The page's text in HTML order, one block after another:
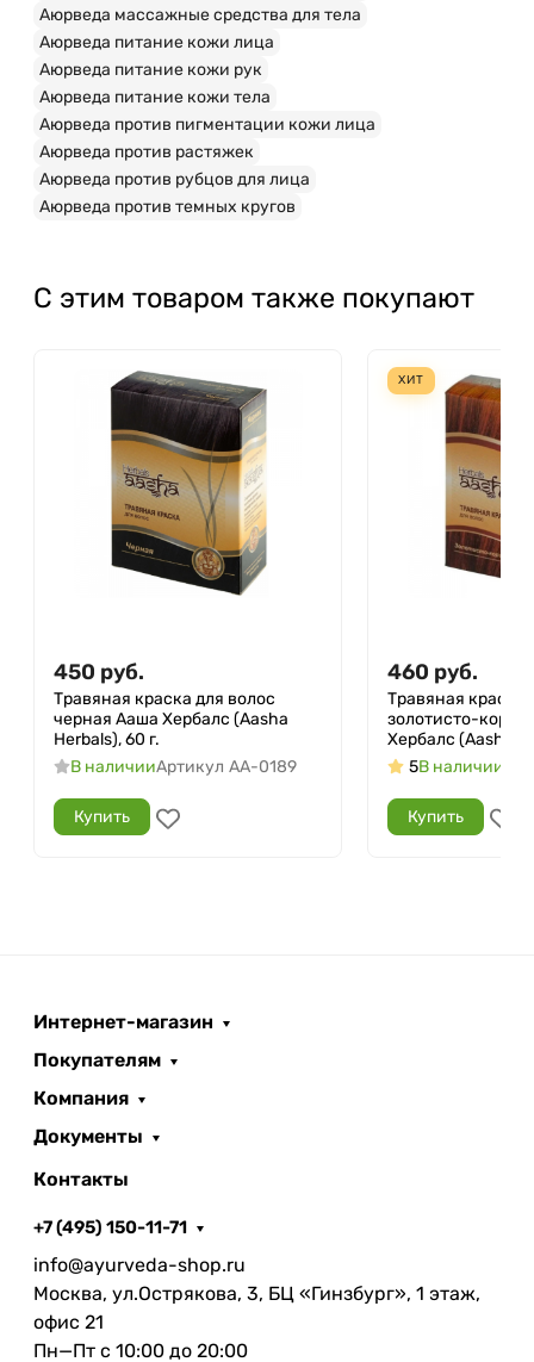
Аюрведа массажные средства для тела
Аюрведа питание кожи лица
Аюрведа питание кожи рук
Аюрведа питание кожи тела
Аюрведа против пигментации кожи лица
Аюрведа против растяжек
Аюрведа против рубцов для лица
Аюрведа против темных кругов
С этим товаром также покупают
450 руб.
Травяная краска для волос
черная Ааша Хербалс (Aasha
Herbals), 60 г.
В наличииАртикул AA-0189
Купить
ХИТ
460 руб.
Травяная краска
золотисто-
Хербалс (Aasha
5В наличии
Купить
Интернет-магазин
Покупателям
Компания
Документы
Контакты
+7 (495) 150-11-71
info@ayurveda-shop.ru
Москва, ул.Острякова, 3, БЦ «Гинзбург», 1 этаж,
офис 21
Пн—Пт с 10:00 до 20:00